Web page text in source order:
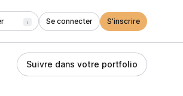
/ Se connecter S'inscrire
Suivre dans votre portfolio